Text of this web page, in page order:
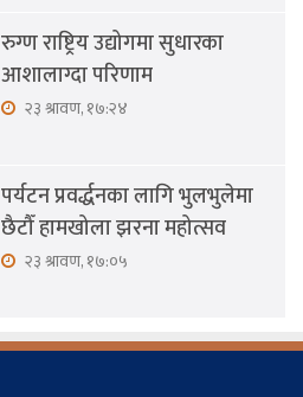
रुग्ण राष्ट्रिय उद्योगमा सुधारका
आशालाग्दा परिणाम
२३ श्रावण, १७:२४
पर्यटन प्रवर्द्धनका लागि भुलभुलेमा
छैटौँ हामखोला झरना महोत्सव
२३ श्रावण, १७:०५